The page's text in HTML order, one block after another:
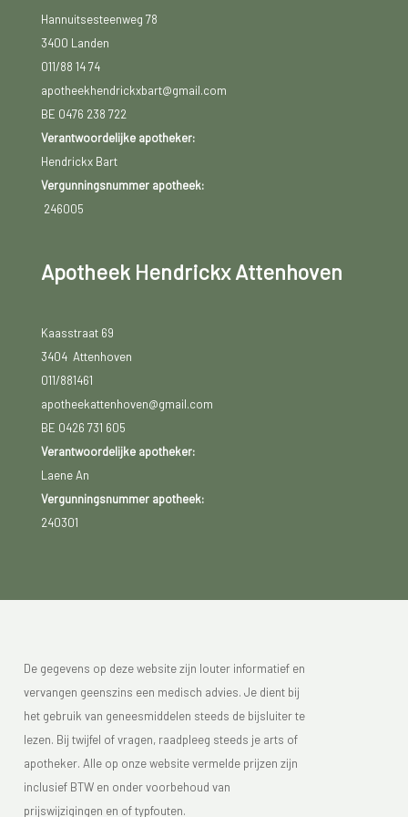
Hannuitsesteenweg 78
3400 Landen
011/88 14 74
apotheekhendrickxbart@gmail.com
BE 0476 238 722
Verantwoordelijke apotheker:
Hendrickx Bart
Vergunningsnummer apotheek:
246005
Apotheek Hendrickx Attenhoven
Kaasstraat 69
3404 Attenhoven
011/881461
apotheekattenhoven@gmail.com
BE 0426 731 605
Verantwoordelijke apotheker:
Laene An
Vergunningsnummer apotheek:
240301
De gegevens op deze website zijn louter informatief en
vervangen geenszins een medisch advies. Je dient bij
het gebruik van geneesmiddelen steeds de bijsluiter te
lezen. Bij twijfel of vragen, raadpleeg steeds je arts of
apotheker. Alle op onze website vermelde prijzen zijn
inclusief BTW en onder voorbehoud van
prijswijzigingen en of typfouten.